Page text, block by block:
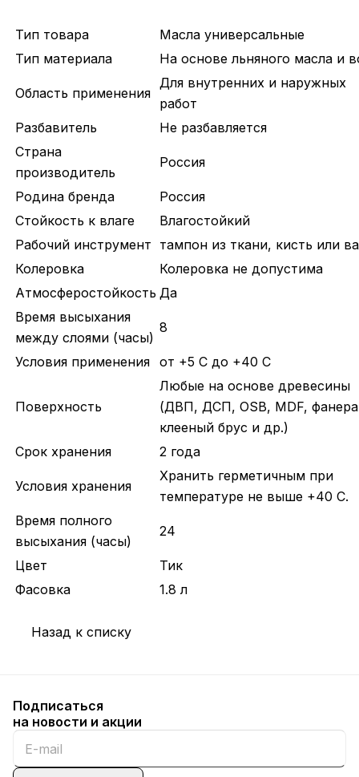
Тип товара
Масла универсальные
Тип материала
На основе льняного масла и
Область применения
Для внутренних и наружных
работ
Разбавитель
Не разбавляется
Страна
производитель
Россия
Родина бренда
Россия
Стойкость к влаге
Влагостойкий
Рабочий инструмент тампон из ткани, кисть или
Колеровка
Колеровка не допустима
Атмосферостойкость Да
Время высыхания
между слоями (часы)
8
Условия применения от +5 С до +40 С
Поверхность
Любые на основе древесины
(ДВП, ДСП, OSB, MDF,
клееный брус и др.)
Срок хранения
2 года
Условия хранения
Хранить герметичным при
температуре не выше +40 C.
Время полного
высыхания (часы)
24
Цвет
Тик
Фасовка
1.8 л
Назад к списку
Подписаться
на новости и акции